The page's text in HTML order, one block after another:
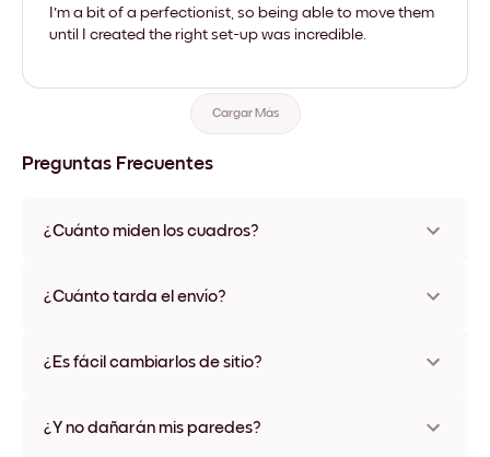
I'm a bit of a perfectionist, so being able to move them
until I created the right set-up was incredible.
Cargar Más
Preguntas Frecuentes
¿Cuánto miden los cuadros?
materiales y colores de marco, incluidas opciones sin marco y
¿Cuánto tarda el envío?
disponibles en algunos países. Te enviaremos un número de
¿Es fácil cambiarlos de sitio?
ningún daño
¿Y no dañarán mis paredes?